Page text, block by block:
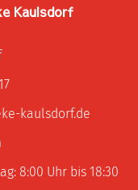
Kaulsdorf
kaulsdorf.de
8:00 Uhr bis 18:30